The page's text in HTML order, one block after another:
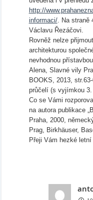
http://
informaci/. Na straně
Václavu Řezáčovi.
Rovněž nelze
architekturou
nevhodnou
Alena, Slavné vily
BOOKS, 2013,
průčelí (s vyjímkou
Co se Vámi
na autora publikace
Praha, 2000,
Prag, Birkhäuser,
Přeji Vám hezké letní